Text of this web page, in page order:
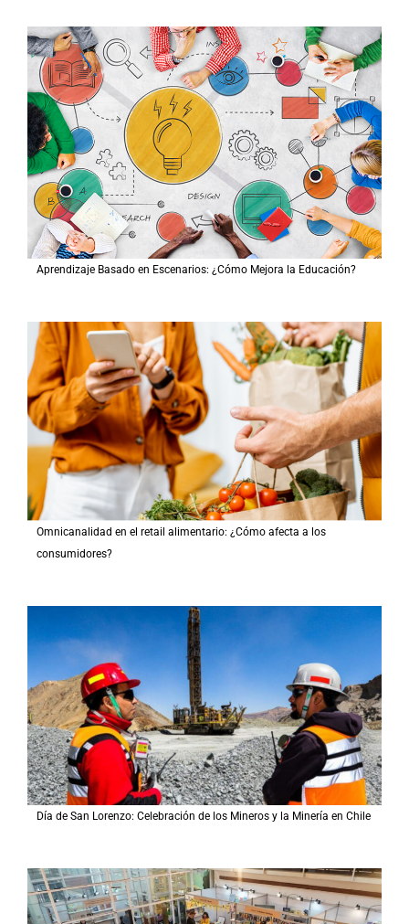
Aprendizaje Basado en Escenarios: ¿Cómo Mejora la Educación?
Omnicanalidad en el retail alimentario: ¿Cómo afecta a los
consumidores?
Día de San Lorenzo: Celebración de los Mineros y la Minería en Chile